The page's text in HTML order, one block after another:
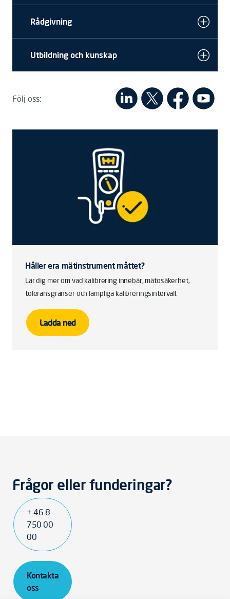
Rådgivning
Utbildning och kunskap
Följ oss:
Håller era mätinstrument måttet?
Lär dig mer om vad kalibrering innebär, mätosäkerhet,
toleransgränser och lämpliga kalibreringsintervall.
Ladda ned
Frågor eller funderingar?
+ 46 8
750 00
00
Kontakta
oss